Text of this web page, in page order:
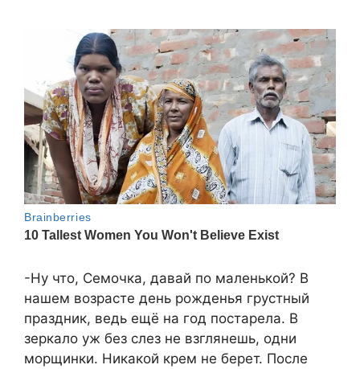
-Ну что, Семочка, давай по маленькой? В
нашем возрасте день рожденья грустный
праздник, ведь ещё на год постарела. В
зеркало уж без слез не взглянешь, одни
морщинки. Никакой крем не берет. После